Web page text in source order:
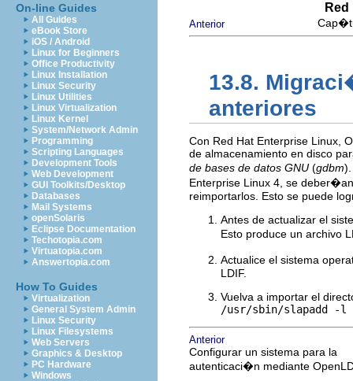
On-line Guides
All Guides
eBook Store
iOS / Android
Linux for Beginners
Office Productivity
Linux Installation
Linux Security
Linux Utilities
Linux Virtualization
Linux Kernel
System/Network Admin
Programming
Scripting Languages
Development Tools
Web Development
GUI Toolkits/Desktop
Databases
Mail Systems
openSolaris
Eclipse Documentation
Techotopia.com
Virtuatopia.com
Answertopia.com
How To Guides
Virtualization
General System Admin
Linux Security
Linux Filesystems
Web Servers
Graphics & Desktop
PC Hardware
Windows
Anterior
13.8.
anteriores
Con Red Hat Enterprise Linux,
de almacenamiento en disco
de bases de datos GNU (gdbm
Enterprise Linux 4, se
reimportarlos. Esto se puede
Antes de actualizar el
Esto produce un archivo
Actualice el sistema
LDIF.
Vuelva a importar el
/usr/sbin/slapadd -l
Anterior
Configurar un sistema para la
autenticaci�n mediante